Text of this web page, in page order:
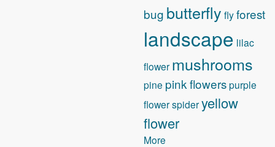
bug butterfly flyforest
landscape lilac
flower mushrooms
pine pink flowerspurple
flowerspideryellow
flower
More